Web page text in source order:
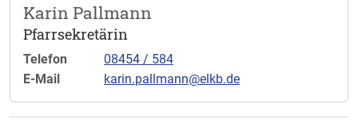
Karin Pallmann
Pfarrsekretärin
Telefon
08454 / 584
E-Mail
karin.pallmann@elkb.de